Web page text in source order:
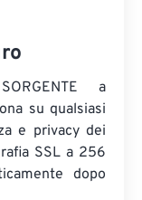
a
su qualsiasi
e privacy dei
SSL a 256
dopo